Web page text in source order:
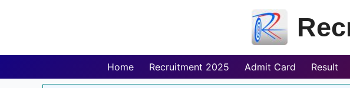
Home Recruitment 2025 Admit Card Result